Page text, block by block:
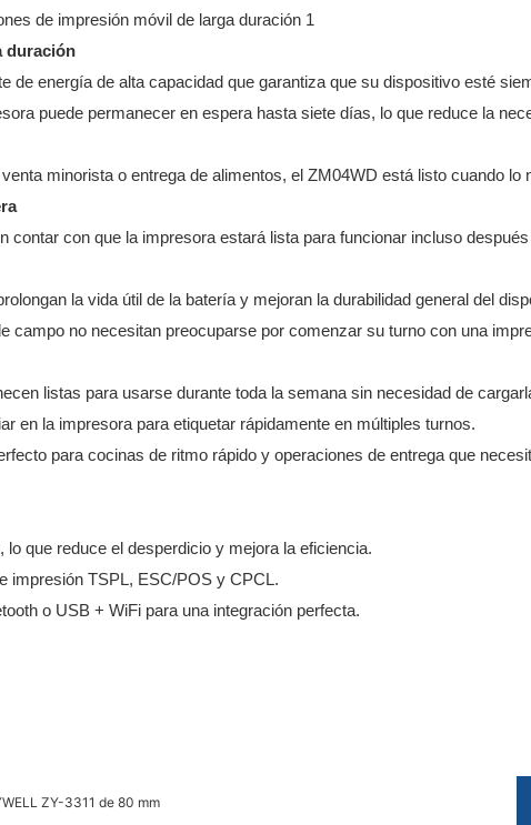
duración
de energía de alta capacidad que garantiza que su dispositivo esté
puede permanecer en espera hasta siete días, lo que reduce la
minorista o entrega de alimentos, el ZM04WD está listo cuando lo
contar con que la impresora estará lista para funcionar incluso
la vida útil de la batería y mejoran la durabilidad general del
campo no necesitan preocuparse por comenzar su turno con una
listas para usarse durante toda la semana sin necesidad de
en la impresora para etiquetar rápidamente en múltiples turnos.
para cocinas de ritmo rápido y operaciones de entrega que
que reduce el desperdicio y mejora la eficiencia.
impresión TSPL, ESC/POS y CPCL.
o USB + WiFi para una integración perfecta.
ZY-3311 de 80 mm